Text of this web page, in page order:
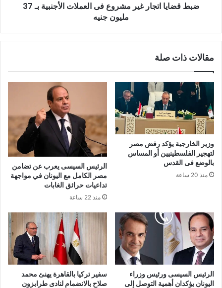
ضبط قضايا اتجار غير مشروع فى العملات الأجنبية بـ 37
مليون جنيه
مقالات ذات صلة
وزير الخارجية يؤكد رفض مصر
لتهجير الفلسطينيين أو المساس
بالوضع فى القدس
منذ 20 ساعة
الرئيس السيسى يعرب عن تضامن
مصر الكامل مع اليونان في مواجهة
تداعيات حرائق الغابات
منذ 22 ساعة
الرئيس السيسى ورئيس وزراء
اليونان يؤكدان أهمية التوصل إلى
سفير تركيا بالقاهرة يهنئ محمد
صلاح بالانضمام لنادى طرابزون